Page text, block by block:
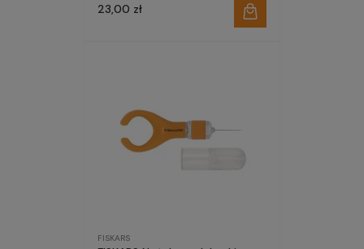
23,00 zł
FISKARS